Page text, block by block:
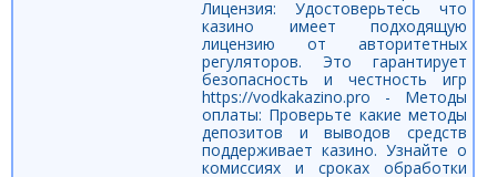
Лицензия: Удостоверьтесь что
казино имеет подходящую
лицензию от авторитетных
регуляторов. Это гарантирует
безопасность и честность игр
https://vodkakazino.pro - Методы
оплаты: Проверьте какие методы
депозитов и выводов средств
поддерживает казино. Узнайте о
комиссиях и сроках обработки